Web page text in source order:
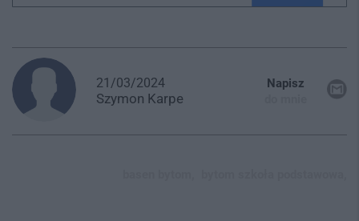
21/03/2024
Szymon Karpe
Napisz